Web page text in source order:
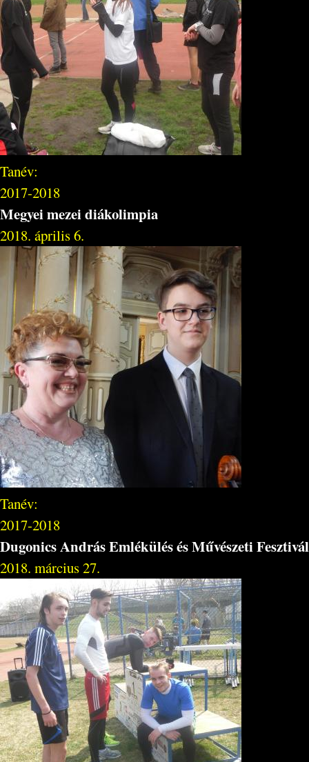
Tanév:
2017-2018
Megyei mezei diákolimpia
2018. április 6.
Tanév:
2017-2018
Dugonics András Emlékülés és Művészeti Fesztivál
2018. március 27.